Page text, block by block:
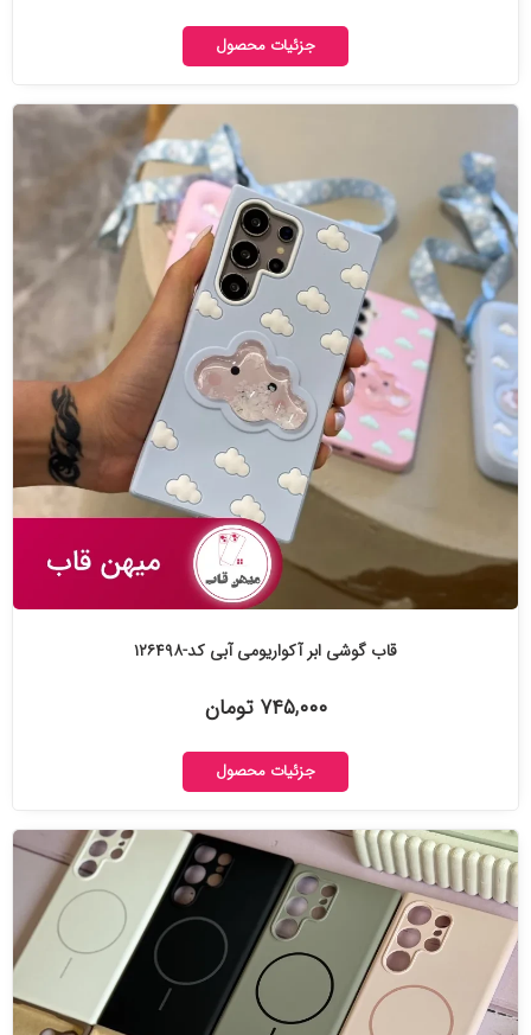
جزئیات محصول
قاب گوشی ابر آکواریومی آبی کد-۱۲۶۴۹۸
۷۴۵,۰۰۰ تومان
جزئیات محصول